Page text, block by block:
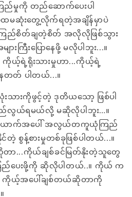
ည်မှုကို တည်ဆောက်ပေးပါ
မဆုံးတွေ့လိုက်ရတဲ့အချိန်မှာပဲ
ည်စိတ်ချတဲ့စိတ် အလိုလိုဖြစ်သွား
းကြီးပြောနေဖို့ မလိုပါဘူး...။
ကိုယ့်ရဲ့ရိုးသားမှုဟာ...ကိုယ့်ရဲ့
တတ် ပါတယ်...။
သားကိုဖွင့်တဲ့ ဒုတိယသော့ ဖြစ်ပါ
လွယ်ရမယ်လို့ မဆိုလိုပါဘူး…။
ာက်အပေါ် အလွယ်တကူယုံကြည်
စွန့်စားမှုတစ်ခုဖြစ်ပါတယ်...။
...ကိုယ်ချစ်ခင်မြတ်နိုးတဲ့သူတွေ
ည်ပေးဖို့ကို ဆိုလိုပါတယ်..။ ကိုယ် က
ယ့်အပေါ်ချစ်တယ်ဆိုတာကို